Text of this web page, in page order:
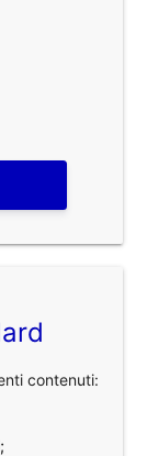
contenuti: